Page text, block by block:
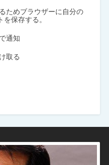
ためブラウザーに自分の
保存する。
通知
取る